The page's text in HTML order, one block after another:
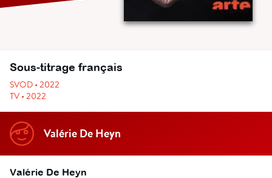
Sous-titrage français
SVOD • 2022
TV • 2022
Valérie De Heyn
Valérie De Heyn